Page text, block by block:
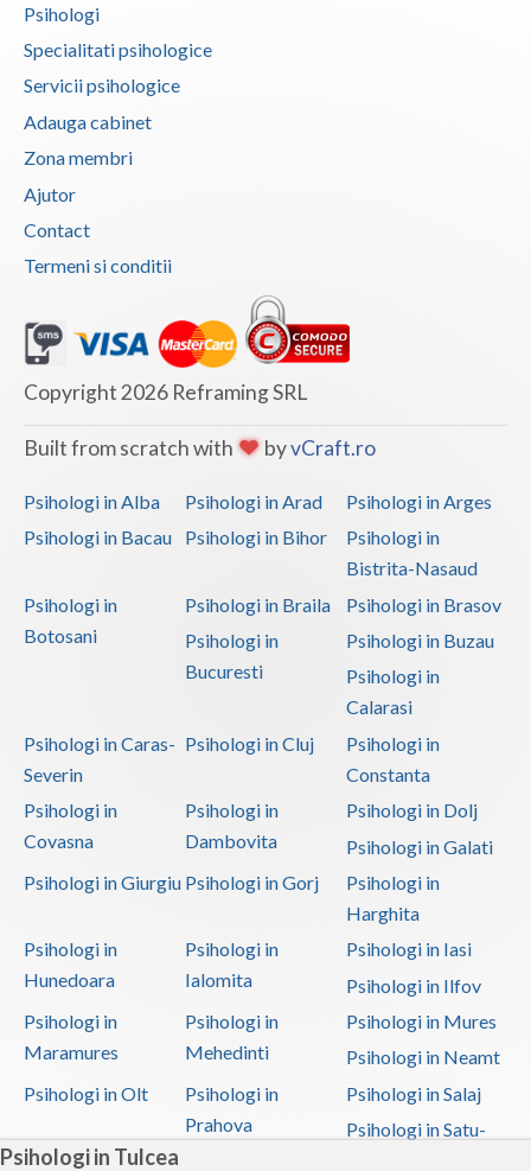
Psihologi in Tulcea
Psihologi
Specialitati psihologice
Servicii psihologice
Adauga cabinet
Zona membri
Ajutor
Contact
Termeni si conditii
Copyright 2026 Reframing SRL
Built from scratch with byvCraft.ro
Psihologi in Alba Psihologi in Arad
Psihologi in Arges
Psihologi in Bacau
Psihologi in Bihor
Psihologi in
Bistrita-Nasaud
Psihologi in
Botosani
Psihologi in Braila
Psihologi in Brasov
Psihologi in
Bucuresti
Psihologi in Buzau
Psihologi in
Calarasi
Psihologi in Caras-
Severin
Psihologi in Cluj
Psihologi in
Constanta
Psihologi in
Covasna
Psihologi in
Dambovita
Psihologi in Dolj
Psihologi in Galati
Psihologi in Giurgiu Psihologi in Gorj
Psihologi in
Harghita
Psihologi in
Hunedoara
Psihologi in
Ialomita
Psihologi in Iasi
Psihologi in Ilfov
Psihologi in
Maramures
Psihologi in
Mehedinti
Psihologi in Mures
Psihologi in Neamt
Psihologi in Olt
Psihologi in
Prahova
Psihologi in Salaj
Psihologi in Satu-